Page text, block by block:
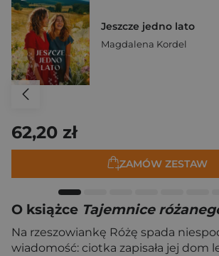
Jeszcze jedno lato
Magdalena Kordel
62,20 zł
ZAMÓW ZESTAW
O książce Tajemnice
Na rzeszowiankę Różę spada
wiadomość: ciotka zapisała jej dom